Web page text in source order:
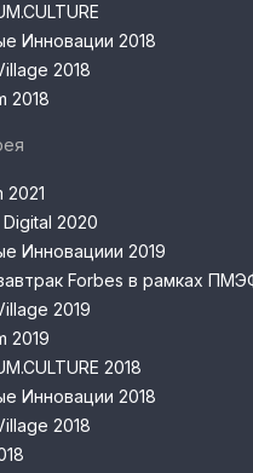
Инновации 2018
2018
2018
2021
Digital 2020
Инновациии 2019
Forbes в рамках
2019
2019
2018
Инновации 2018
2018